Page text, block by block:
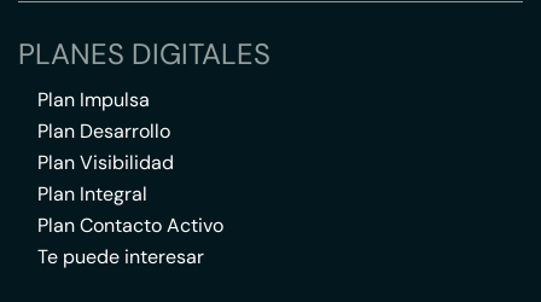
PLANES DIGITALES
Plan Impulsa
Plan Desarrollo
Plan Visibilidad
Plan Integral
Plan Contacto Activo
Te puede interesar